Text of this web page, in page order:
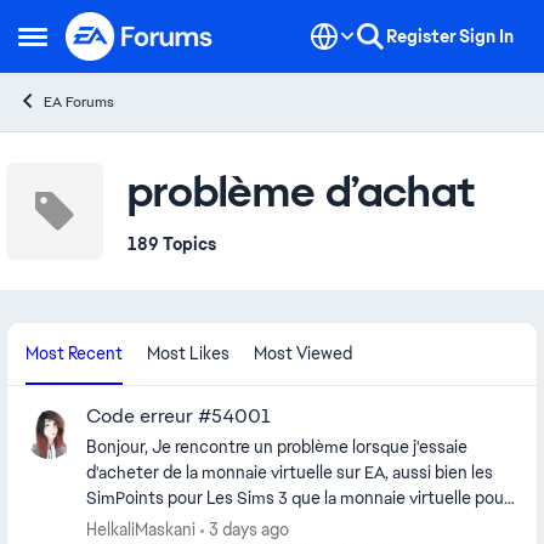
Open Side Menu
Skip to content RegisterSign In
EA Forums
problème d’achat
189 Topics
Most Recent Most Likes Most Viewed
Code erreur #54001
Bonjour, Je rencontre un problème lorsque j'essaie
d'acheter de la monnaie virtuelle sur EA, aussi bien les
SimPoints pour Les Sims 3 que la monnaie virtuelle pour
Les Sims 4. À chaque tentative, le paiement échoue
HelkaliMaskani
3 days ago